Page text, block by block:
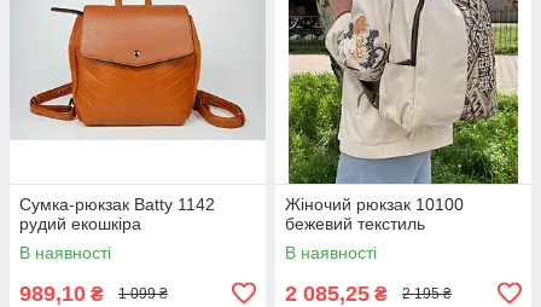
Сумка-рюкзак Batty 1142
рудий екошкіра
В наявності
989,10 ₴ 1 099 ₴
Жіночий рюкзак 10100
бежевий текстиль
В наявності
2 085,25 ₴ 2 195 ₴